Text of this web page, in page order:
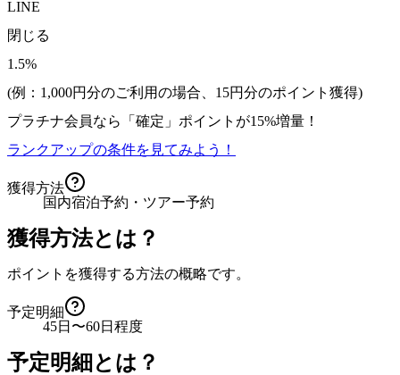
LINE
閉じる
1.5%
(例：1,000円分のご利用の場合、 15円分のポイント獲得)
プラチナ会員なら
「確定」 ポイントが15%増量！
ランクアップの条件を見てみよう！
獲得方法
国内宿泊予約・ツアー予約
獲得方法とは？
ポイントを獲得する方法の概略です。
予定明細
45日〜60日程度
予定明細とは？